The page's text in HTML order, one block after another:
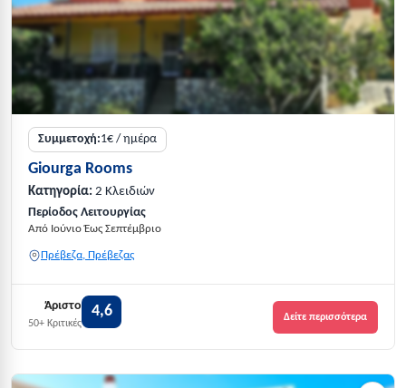
Συμμετοχή:1€ / ημέρα
Giourga Rooms
Κατηγορία: 2 Κλειδιών
Περίοδος Λειτουργίας
Από Ιούνιο Έως Σεπτέμβριο
Πρέβεζα, Πρέβεζας
Άριστο
50+ Κριτικές
4,6 Δείτε περισσότερα